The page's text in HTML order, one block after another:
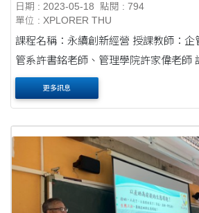
日期 : 2023-05-18
點閱 : 794
單位 : XPLORER THU
課程名稱：永續創新經營 授課教師：企管系黃開義老師、企
管系許書銘老師、管理學院許家偉老師 課程搭配素養計畫執
行學期：111-1學期 ⭓ 課程內容 本課程主要希望讓學生瞭解
與洞....
更多訊息